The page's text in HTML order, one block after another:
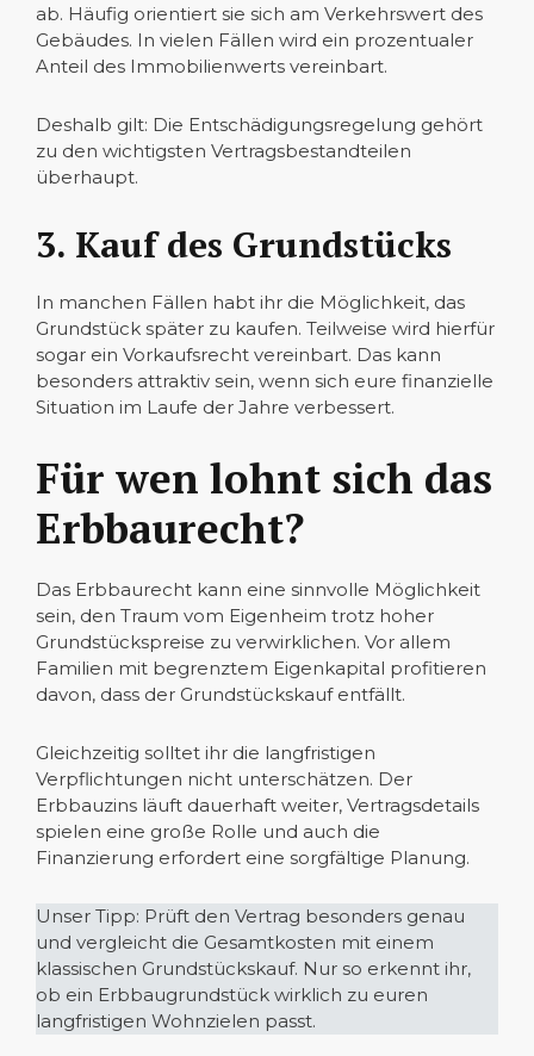
ab. Häufig orientiert sie sich am Verkehrswert des
Gebäudes. In vielen Fällen wird ein prozentualer
Anteil des Immobilienwerts vereinbart.
Deshalb gilt: Die Entschädigungsregelung gehört
zu den wichtigsten Vertragsbestandteilen
überhaupt.
3. Kauf des Grundstücks
In manchen Fällen habt ihr die Möglichkeit, das
Grundstück später zu kaufen. Teilweise wird hierfür
sogar ein Vorkaufsrecht vereinbart. Das kann
besonders attraktiv sein, wenn sich eure finanzielle
Situation im Laufe der Jahre verbessert.
Für wen lohnt sich das
Erbbaurecht?
Das Erbbaurecht kann eine sinnvolle Möglichkeit
sein, den Traum vom Eigenheim trotz hoher
Grundstückspreise zu verwirklichen. Vor allem
Familien mit begrenztem Eigenkapital profitieren
davon, dass der Grundstückskauf entfällt.
Gleichzeitig solltet ihr die langfristigen
Verpflichtungen nicht unterschätzen. Der
Erbbauzins läuft dauerhaft weiter, Vertragsdetails
spielen eine große Rolle und auch die
Finanzierung erfordert eine sorgfältige Planung.
Unser Tipp: Prüft den Vertrag besonders genau
und vergleicht die Gesamtkosten mit einem
klassischen Grundstückskauf. Nur so erkennt ihr,
ob ein Erbbaugrundstück wirklich zu euren
langfristigen Wohnzielen passt.